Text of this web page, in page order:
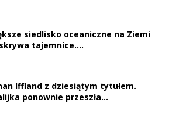
siedlisko oceaniczne na Ziemi
tajemnice.…
Iffland z dziesiątym tytułem.
ponownie przeszła…